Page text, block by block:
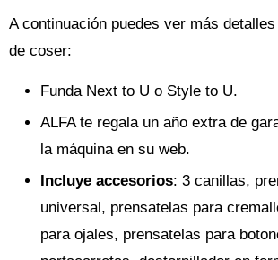
A continuación puedes ver más
de coser:
Funda Next to U o Style to U.
ALFA te regala un año extra de
la máquina en su web.
Incluye accesorios: 3 canillas,
universal, prensatelas para
para ojales, prensatelas para